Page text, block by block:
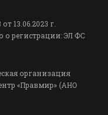
13.06.2023 г.
о регистрации: ЭЛ ФС
организация
«Правмир» (АНО